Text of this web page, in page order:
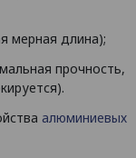
мерная длина);
прочность,
алюминиевых